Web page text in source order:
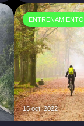
ENTRENAMIENTO
15 oct. 2022